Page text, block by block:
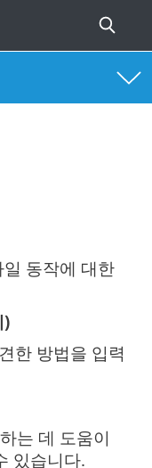
동작에 대한
)
한 방법을 입력
는 데 도움이
있습니다.